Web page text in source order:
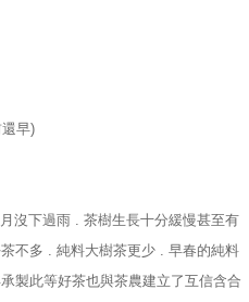
早)
沒下過雨 . 茶樹生長十分緩慢甚至有
不多 . 純料大樹茶更少 . 早春的純料
製此等好茶也與茶農建立了互信含合